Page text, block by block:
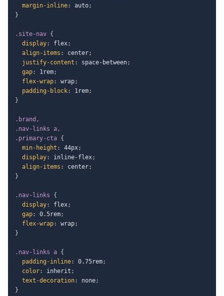
margin-inline: auto;
}
.site-nav {
display: flex;
align-items : center;
justify-content : space-between;
gap: 1rem;
flex-wrap: wrap;
padding-block: 1rem;
}
.brand,
.nav-links a,
.primary-cta {
min-height : 44px;
display: inline-flex;
align-items : center;
}
.nav-links
{
display: flex;
gap: 0.5rem;
flex-wrap: wrap;
}
.nav-links a {
padding-inline: 0.75rem;
color: inherit ;
text-decoration: none;
}